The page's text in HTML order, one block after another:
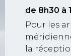
de 8h30 à
Pour les
la